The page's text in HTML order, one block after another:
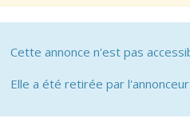
Cette annonce n'est pas
Elle a été retirée par